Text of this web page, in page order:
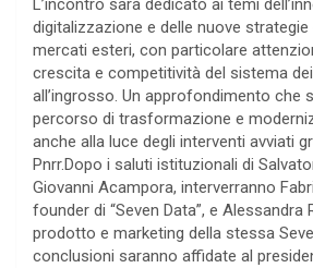
L’incontro sarà dedicato ai temi
digitalizzazione e delle nuove strategie
mercati esteri, con particolare
crescita e competitività del sistema
all’ingrosso. Un approfondimento che
percorso di trasformazione e
anche alla luce degli interventi avviati
Pnrr.Dopo i saluti istituzionali di
Giovanni Acampora, interverranno
founder di “Seven Data”, e Alessandra
prodotto e marketing della stessa
conclusioni saranno affidate al